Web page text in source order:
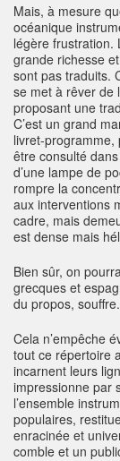
Mais, à mesure
océanique
légère frustration.
grande richesse
sont pas traduits.
se met à rêver de
proposant une
C’est un grand
livret-
être consulté
d’une lampe de
rompre la
aux interventions
cadre, mais
est dense mais
Bien sûr, on
grecques et
du propos,
Cela n’empêche
tout ce répertoire
incarnent leurs
impressionne par
l’ensemble
populaires,
enracinée et
comble et un